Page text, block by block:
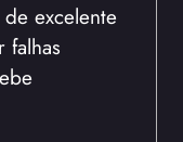
excelente
falhas